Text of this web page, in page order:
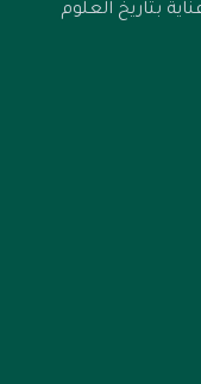
بتاريخ العلوم